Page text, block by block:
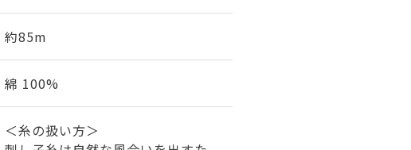
約85m
綿 100%
＜糸の扱い方＞